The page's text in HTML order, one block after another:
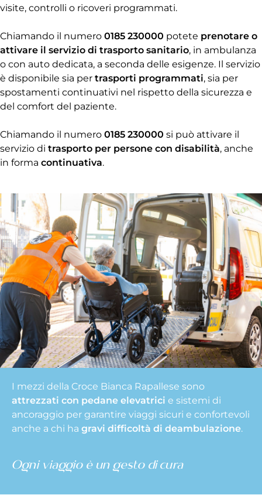
visite, controlli o ricoveri programmati.
Chiamando il numero 0185 230000 potete prenotare o
attivare il servizio di trasporto sanitario, in ambulanza
o con auto dedicata, a seconda delle esigenze. Il servizio
è disponibile sia per trasporti programmati, sia per
spostamenti continuativi nel rispetto della sicurezza e
del comfort del paziente.
Chiamando il numero 0185 230000 si può attivare il
servizio di trasporto per persone con disabilità, anche
in forma continuativa.​
I mezzi della Croce Bianca Rapallese sono
attrezzati con pedane elevatrici e sistemi di
ancoraggio per garantire viaggi sicuri e confortevoli
anche a chi ha gravi difficoltà di deambulazione.
Ogni viaggio è un gesto di cura